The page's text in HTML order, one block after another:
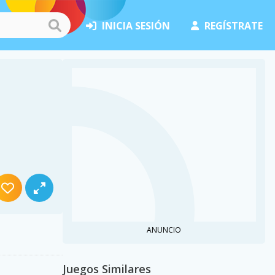
INICIA SESIÓN REGÍSTRATE
ANUNCIO
Juegos Similares